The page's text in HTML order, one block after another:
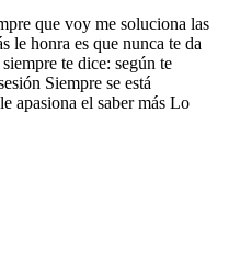
que voy me soluciona las
le honra es que nunca te da
te dice: según te
Siempre se está
apasiona el saber más Lo